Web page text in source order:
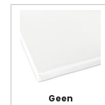
Geen